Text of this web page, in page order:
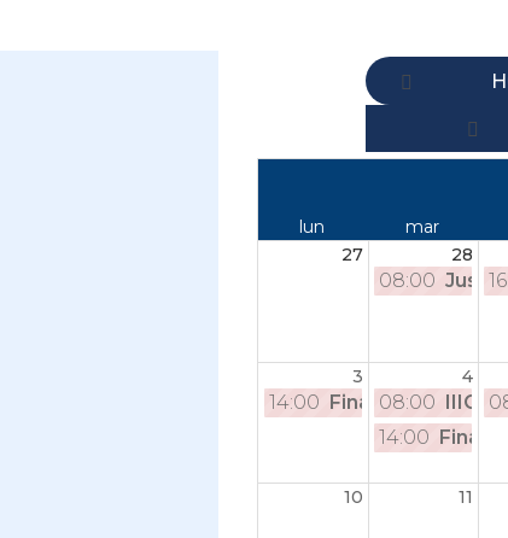
lun mar
27
28
08:00
3 4
14:00 Final Nacional
08:00
14:00
Final
10 11